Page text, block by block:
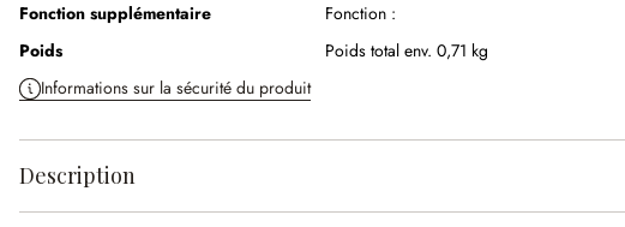
Fonction supplémentaire
Fonction :
Poids
Poids total env. 0,71 kg
Informations sur la sécurité du produit
Description